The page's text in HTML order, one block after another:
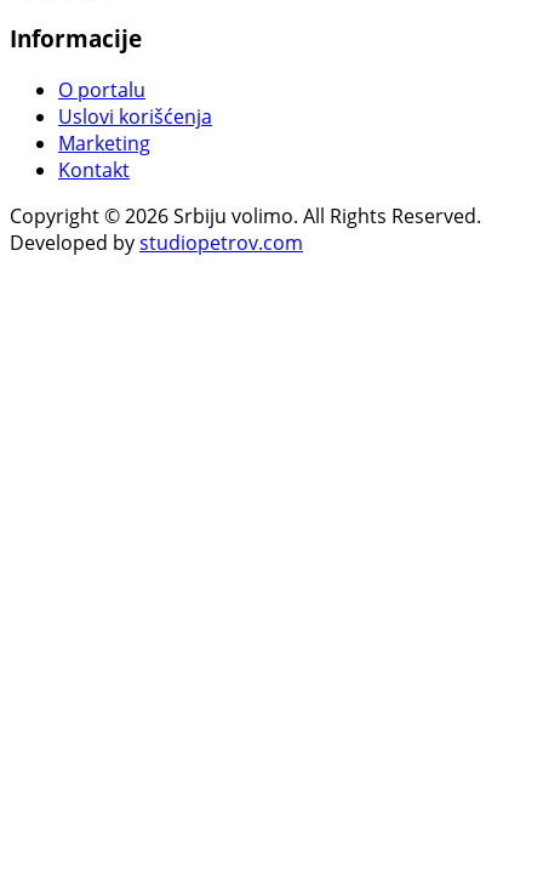
Informacije
O portalu
Uslovi korišćenja
Marketing
Kontakt
Copyright © 2026 Srbiju volimo. All Rights Reserved.
Developed bystudiopetrov.com